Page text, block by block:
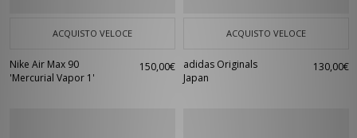
ACQUISTO VELOCE
Nike Air Max 90
'Mercurial Vapor 1'
150,00€
ACQUISTO VELOCE
adidas Originals
Japan
130,00€